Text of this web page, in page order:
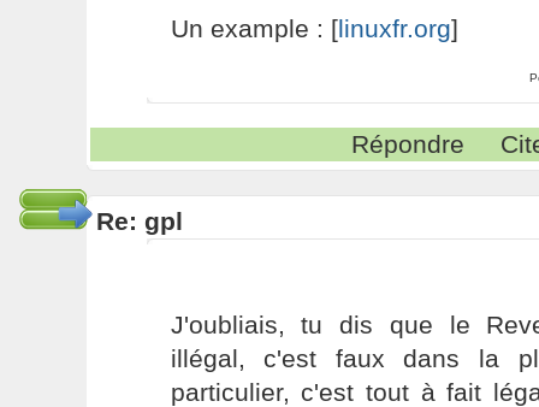
Un example : [linuxfr.org]
Répondre
Re: gpl
J'oubliais, tu dis que le
illégal, c'est faux dans la
particulier, c'est tout à fait